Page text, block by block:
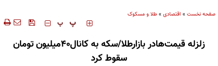
صفحه نخست » اقتصادی »طلا و مسکوک
‍‍‍ پ پ
زلزله قیمت‌هادر بازارطلا/سکه به کانال۴۰میلیون تومان
سقوط کرد